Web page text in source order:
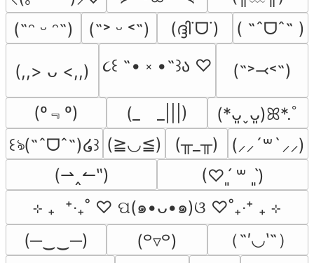
(˶ᵔ ᵕ ᵔ˶)
(˶˃ ᵕ ˂˶) (ദ്ദി˙ᗜ˙) ( ˶ˆᗜˆ˵ )
(,,> ᴗ <,,) ૮꒰ ˶• ༝ •˶꒱ა ♡ (˶˃⤙˂˶)
(º﹃º) (_　_|||)
(*ᴗ͈ˬᴗ͈)ꕤ*.ﾟ
꒰ঌ(˶ˆᗜˆ˵)໒꒱ (≧◡≦) (╥_╥)
(⸝⸝´꒳`⸝⸝)
(⇀‸↼‶)
(♡ˊ͈ ꒳ ˋ͈)
⊹ ₊  ⁺‧₊˚ ♡ ପ(๑•ᴗ•๑)ଓ ♡˚₊‧⁺ ₊ ⊹
(─‿‿─)
(꒪▿꒪)
（˶′◡‵˶）